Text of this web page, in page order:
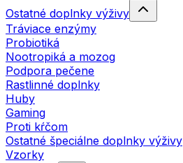
Ostatné doplnky výživy
Tráviace enzýmy
Probiotiká
Nootropiká a mozog
Podpora pečene
Rastlinné doplnky
Huby
Gaming
Proti kŕčom
Ostatné špeciálne doplnky výživy
Vzorky